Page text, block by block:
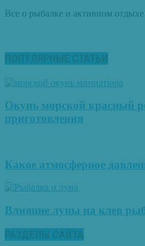
Все о рыбалке и активном отдыхе
ПОПУЛЯРНЫЕ СТАТЬИ
Окунь морской красный
приготовления
Какое атмосферное
Влияние луны на клев
РАЗДЕЛЫ САЙТА